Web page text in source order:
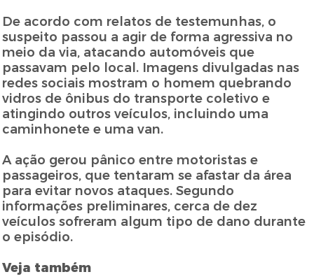
De acordo com relatos de testemunhas, o
suspeito passou a agir de forma agressiva no
meio da via, atacando automóveis que
passavam pelo local. Imagens divulgadas nas
redes sociais mostram o homem quebrando
vidros de ônibus do transporte coletivo e
atingindo outros veículos, incluindo uma
caminhonete e uma van.
A ação gerou pânico entre motoristas e
passageiros, que tentaram se afastar da área
para evitar novos ataques. Segundo
informações preliminares, cerca de dez
veículos sofreram algum tipo de dano durante
o episódio.
Veja também